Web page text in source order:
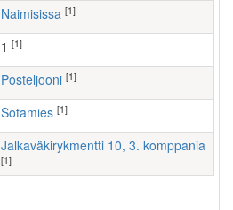
Naimisissa [1]
[1]
posteljooni [1]
Sotamies [1]
Jalkaväkirykmentti 10, 3. komppania
[1]